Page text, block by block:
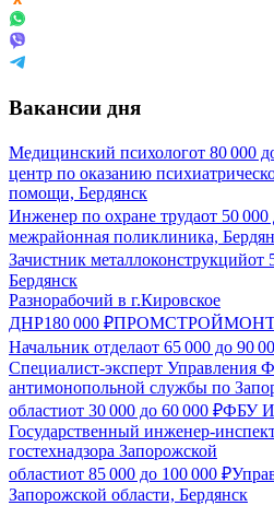
Вакансии дня
Медицинский психологот 80 000
центр по оказанию
помощи, Бердянск
Инженер по охране трудаот 50 000
межрайонная поликлиника,
Зачистник металлоконструкцийот
Бердянск
Разнорабочий в г.Кировское
ДНР180 000 ₽
Начальник отделаот 65 000 до 90
Специалист-эксперт Управления
антимонопольной службы по
областиот 30 000 до 60 000 ₽ФБУ
Государственный инженер-
гостехнадзора Запорожской
областиот 85 000 до 100 000 ₽
Запорожской области, Бердянск